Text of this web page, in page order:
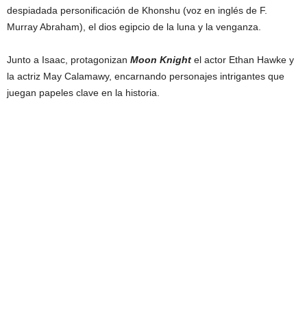
despiadada personificación de Khonshu (voz en inglés de F.
Murray Abraham), el dios egipcio de la luna y la venganza.
Junto a Isaac, protagonizan Moon Knight el actor Ethan Hawke y
la actriz May Calamawy, encarnando personajes intrigantes que
juegan papeles clave en la historia.